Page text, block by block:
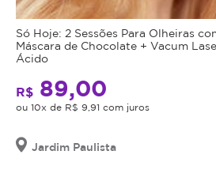
Só Hoje: 2 Sessões Para Olheiras
Máscara de Chocolate + Vacum
Ácido
R$ 89,00
ou 10x de R$ 9,91 com juros
Jardim Paulista